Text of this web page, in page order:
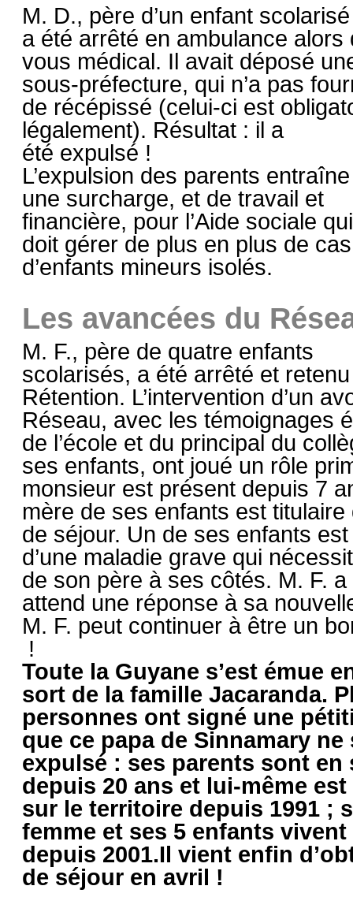
M. D., père d’un enfant
a été arrêté en ambulance alors
vous médical. Il avait déposé
sous-préfecture, qui n’a pas
de récépissé (celui-ci est
légalement). Résultat : il a
été expulsé !
L’expulsion des parents entraîne
une surcharge, et de travail et
financière, pour l’Aide sociale qui
doit gérer de plus en plus de cas
d’enfants mineurs isolés.
Les avancées du
M. F., père de quatre enfants
scolarisés, a été arrêté et
Rétention. L’intervention d’un
Réseau, avec les témoignages
de l’école et du principal du
ses enfants, ont joué un rôle
monsieur est présent depuis 7
mère de ses enfants est titulaire
de séjour. Un de ses enfants
d’une maladie grave qui
de son père à ses côtés. M. F.
attend une réponse à sa
M. F. peut continuer à être un
!
Toute la Guyane s’est émue
sort de la famille Jacaranda.
personnes ont signé une
que ce papa de Sinnamary ne
expulsé : ses parents sont
depuis 20 ans et lui-même
sur le territoire depuis 1991 ;
femme et ses 5 enfants vivent
depuis 2001.Il vient enfin
de séjour en avril !